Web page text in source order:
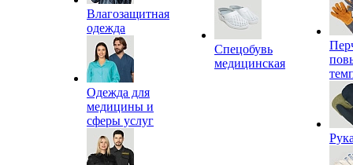
Влагозащитная
одежда
Одежда для
медицины и
сферы услуг
Спецобувь
медицинская